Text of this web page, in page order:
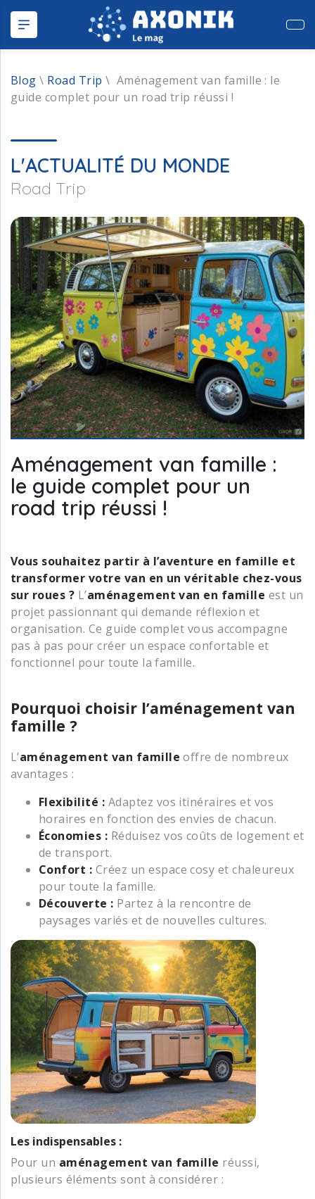
Blog \ Road Trip \ Aménagement van famille : le
guide complet pour un road trip réussi !
L'ACTUALITÉ DU MONDE
Road Trip
Aménagement van famille :
le guide complet pour un
road trip réussi !
Vous souhaitez partir à l’aventure en famille et
transformer votre van en un véritable chez-vous
sur roues ? L’aménagement van en famille est un
projet passionnant qui demande réflexion et
organisation. Ce guide complet vous accompagne
pas à pas pour créer un espace confortable et
fonctionnel pour toute la famille.
Pourquoi choisir l’aménagement van
famille ?
L’aménagement van famille offre de nombreux
avantages :
Flexibilité : Adaptez vos itinéraires et vos
horaires en fonction des envies de chacun.
Économies : Réduisez vos coûts de logement et
de transport.
Confort : Créez un espace cosy et chaleureux
pour toute la famille.
Découverte : Partez à la rencontre de
paysages variés et de nouvelles cultures.
Les indispensables :
Pour un aménagement van famille réussi,
plusieurs éléments sont à considérer :